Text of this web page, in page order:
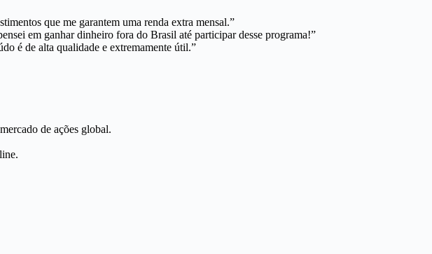
que me garantem uma renda extra mensal.”
em ganhar dinheiro fora do Brasil até participar desse programa!”
é de alta qualidade e extremamente útil.”
de ações global.